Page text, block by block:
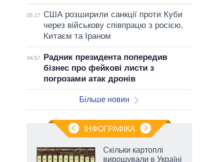
05:17
США розширили санкції проти Куби
через військову співпрацю з росією,
Китаєм та Іраном
04:57
Радник президента попередив
бізнес про фейкові листи з
погрозами атак дронів
Більше новин
ІНФОГРАФІКА
Скільки картоплі
вирощували в Україні